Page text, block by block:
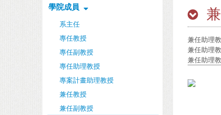
學院成員
系主任
專任教授
專任副教授
專任助理教授
專案計畫助理教授
兼任教授
兼任副教授
兼任助理
兼任助理
兼任助理